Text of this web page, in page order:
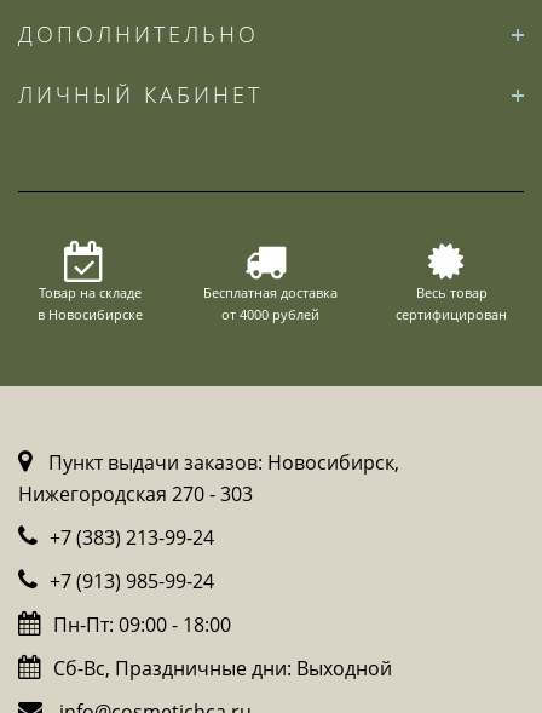
ДОПОЛНИТЕЛЬНО
ЛИЧНЫЙ КАБИНЕТ
Товар на складе
в Новосибирске
Бесплатная доставка
от 4000 рублей
Весь товар
сертифицирован
Пункт выдачи заказов: Новосибирск,
Нижегородская 270 - 303
+7 (383) 213-99-24
+7 (913) 985-99-24
Пн-Пт: 09:00 - 18:00
Сб-Вс, Праздничные дни: Выходной